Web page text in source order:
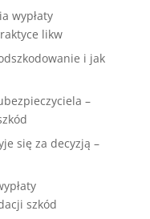
wypłaty
likw
i jak
–
się za decyzją –
szkód